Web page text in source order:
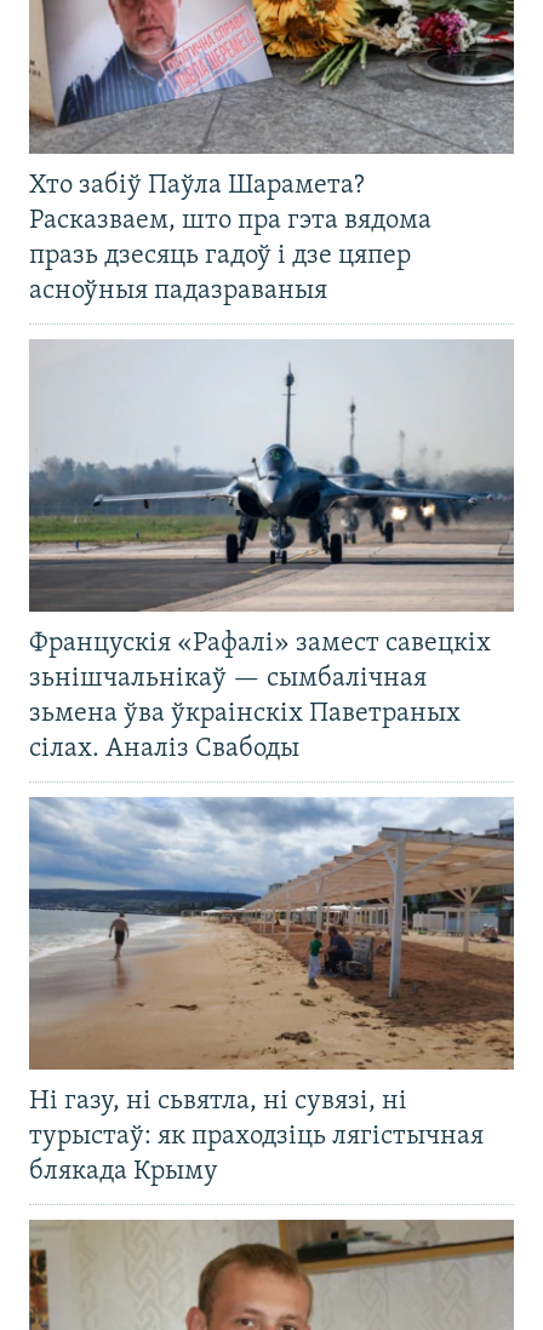
Хто забіў Паўла Шарамета?
Расказваем, што пра гэта вядома
празь дзесяць гадоў і дзе цяпер
асноўныя падазраваныя
Францускія «Рафалі» замест савецкіх
зьнішчальнікаў — сымбалічная
зьмена ўва ўкраінскіх Паветраных
сілах. Аналіз Свабоды
Ні газу, ні сьвятла, ні сувязі, ні
турыстаў: як праходзіць лягістычная
блякада Крыму